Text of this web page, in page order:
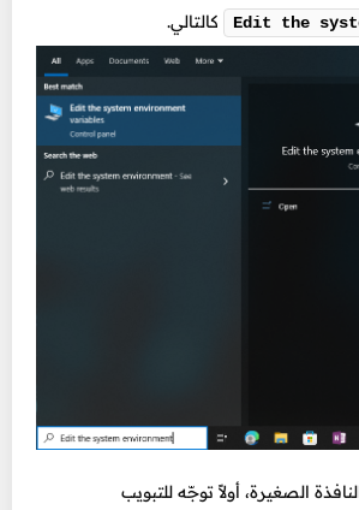
Edit the كالتالي.
الصغيرة، أولاً توجّه للتبويب